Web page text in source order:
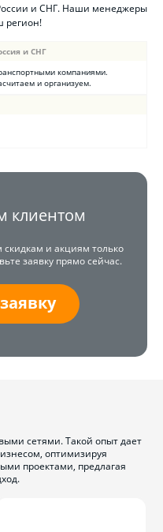
и СНГ. Наши менеджеры
регион!
и СНГ
компаниями.
и организуем.
клиентом
скидкам и акциям только
заявку прямо сейчас.
сетями. Такой опыт дает
оптимизируя
проектами, предлагая